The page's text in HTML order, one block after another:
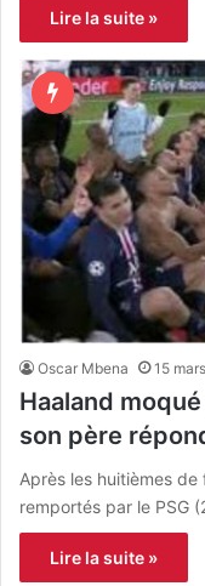
Lire la suite »
Oscar Mbena 15
Haaland
son père
Après les huitièmes
remportés par le PSG
Lire la suite »